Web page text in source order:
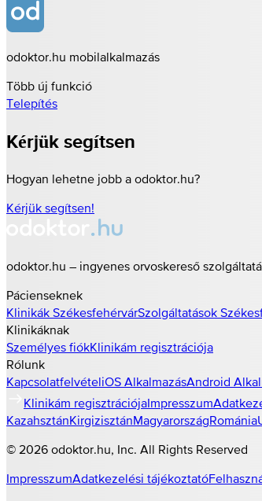
odoktor.hu mobilalkalmazás
Több új funkció
Telepítés
Kérjük segítsen
Hogyan lehetne jobb a odoktor.hu?
Kérjük segítsen!
odoktor.hu – ingyenes orvoskereső
Pácienseknek
Klinikák SzékesfehérvárSzolgáltatások
Klinikáknak
Személyes fiókKlinikám regisztrációja
Rólunk
KapcsolatfelvételiOS AlkalmazásAndroid
Klinikám regisztrációjaImpresszum
KazahsztánKirgizisztánMagyarországRománia
© 2026 odoktor.hu , Inc. All Rights Reserved
ImpresszumAdatkezelési tájékoztató